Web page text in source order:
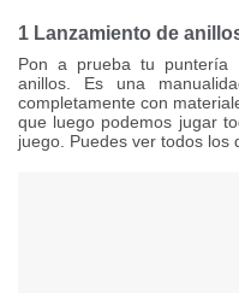
1 Lanzamiento de
Pon a prueba tu puntería
anillos. Es una
completamente con
que luego podemos jugar
juego. Puedes ver todos los